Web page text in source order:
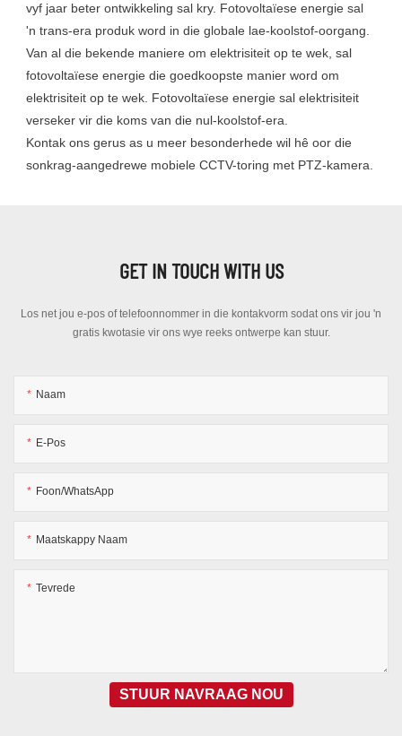
vyf jaar beter ontwikkeling sal kry. Fotovoltaïese energie sal
'n trans-era produk word in die globale lae-koolstof-oorgang.
Van al die bekende maniere om elektrisiteit op te wek, sal
fotovoltaïese energie die goedkoopste manier word om
elektrisiteit op te wek. Fotovoltaïese energie sal elektrisiteit
verseker vir die koms van die nul-koolstof-era.
Kontak ons ​​gerus as u meer besonderhede wil hê oor die
sonkrag-aangedrewe mobiele CCTV-toring met PTZ-kamera.
GET IN TOUCH WITH US
Los net jou e-pos of telefoonnommer in die kontakvorm sodat ons vir jou 'n
gratis kwotasie vir ons wye reeks ontwerpe kan stuur.
Naam
E-Pos
Foon/WhatsApp
Maatskappy Naam
Tevrede
STUUR NAVRAAG NOU